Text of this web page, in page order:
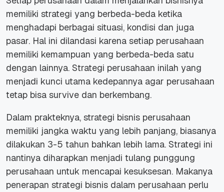
memiliki strategi yang berbeda-beda ketika
menghadapi berbagai situasi, kondisi dan juga
pasar. Hal ini dilandasi karena setiap perusahaan
memiliki kemampuan yang berbeda-beda satu
dengan lainnya. Strategi perusahaan inilah yang
menjadi kunci utama kedepannya agar perusahaan
tetap bisa survive dan berkembang.
Dalam prakteknya, strategi bisnis perusahaan
memiliki jangka waktu yang lebih panjang, biasanya
dilakukan 3-5 tahun bahkan lebih lama. Strategi ini
nantinya diharapkan menjadi tulang punggung
perusahaan untuk mencapai kesuksesan. Makanya
penerapan strategi bisnis dalam perusahaan perlu